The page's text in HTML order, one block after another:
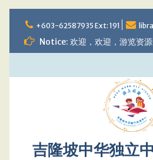
to
content
+603-62587935 Ext: 191
Notice: 欢迎，欢迎，游览资
吉隆坡中华独立